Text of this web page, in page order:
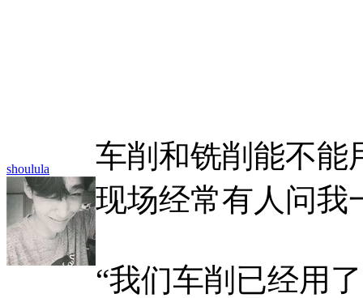
shoulula
车削和铣削能不能
现场经常有人问我
“我们车削已经用